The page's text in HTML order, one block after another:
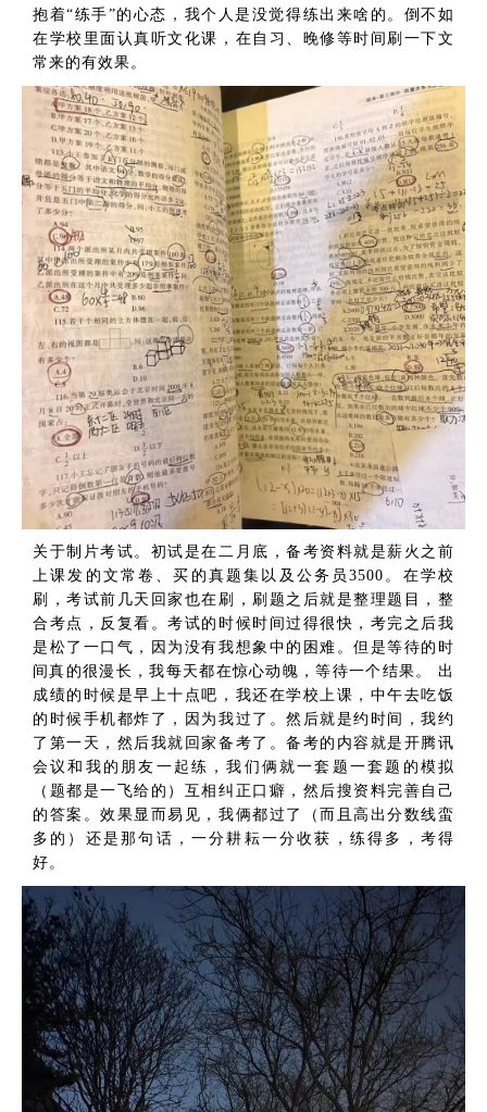
抱着“练手”的心态，我个人是没觉得练出来啥的。倒不如
在学校里面认真听文化课，在自习、晚修等时间刷一下文
常来的有效果。
关于制片考试。初试是在二月底，备考资料就是薪火之前
上课发的文常卷、买的真题集以及公务员3500。在学校
刷，考试前几天回家也在刷，刷题之后就是整理题目，整
合考点，反复看。考试的时候时间过得很快，考完之后我
是松了一口气，因为没有我想象中的困难。但是等待的时
间真的很漫长，我每天都在惊心动魄，等待一个结果。 出
成绩的时候是早上十点吧，我还在学校上课，中午去吃饭
的时候手机都炸了，因为我过了。然后就是约时间，我约
了第一天，然后我就回家备考了。备考的内容就是开腾讯
会议和我的朋友一起练，我们俩就一套题一套题的模拟
（题都是一飞给的）互相纠正口癖，然后搜资料完善自己
的答案。效果显而易见，我俩都过了（而且高出分数线蛮
多的）还是那句话，一分耕耘一分收获，练得多，考得
好。